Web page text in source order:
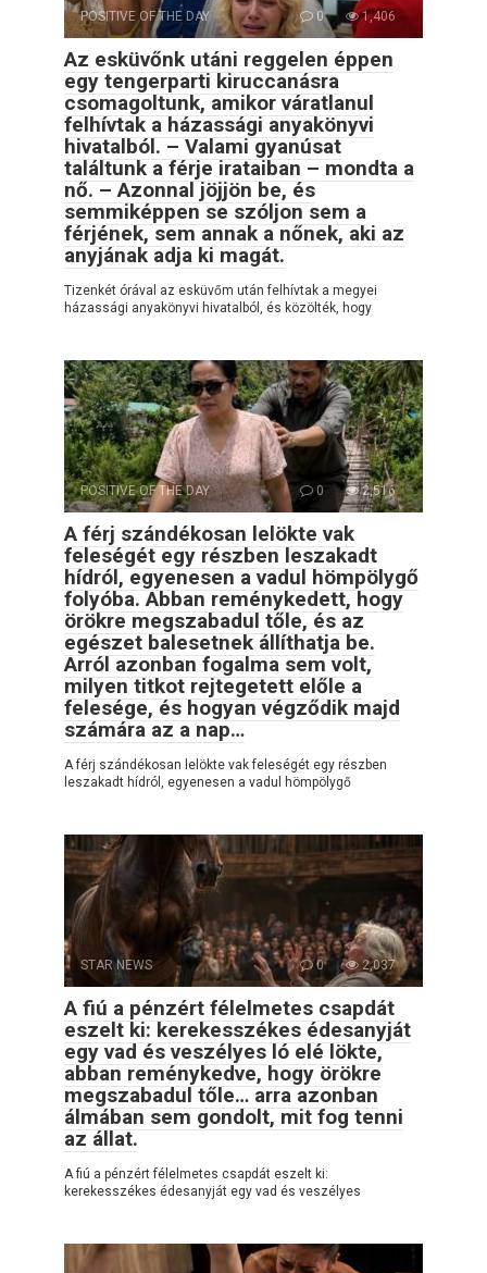
POSITIVE OF THE DAY 0 1,406
Az esküvőnk utáni reggelen éppen
egy tengerparti kiruccanásra
csomagoltunk, amikor váratlanul
felhívtak a házassági anyakönyvi
hivatalból. – Valami gyanúsat
találtunk a férje irataiban – mondta a
nő. – Azonnal jöjjön be, és
semmiképpen se szóljon sem a
férjének, sem annak a nőnek, aki az
anyjának adja ki magát.
Tizenkét órával az esküvőm után felhívtak a megyei
házassági anyakönyvi hivatalból, és közölték, hogy
POSITIVE OF THE DAY 0 2,516
A férj szándékosan lelökte vak
feleségét egy részben leszakadt
hídról, egyenesen a vadul hömpölygő
folyóba. Abban reménykedett, hogy
örökre megszabadul tőle, és az
egészet balesetnek állíthatja be.
Arról azonban fogalma sem volt,
milyen titkot rejtegetett előle a
felesége, és hogyan végződik majd
számára az a nap…
A férj szándékosan lelökte vak feleségét egy részben
leszakadt hídról, egyenesen a vadul hömpölygő
STAR NEWS 0 2,037
A fiú a pénzért félelmetes csapdát
eszelt ki: kerekesszékes édesanyját
egy vad és veszélyes ló elé lökte,
abban reménykedve, hogy örökre
megszabadul tőle… arra azonban
álmában sem gondolt, mit fog tenni
az állat.
A fiú a pénzért félelmetes csapdát eszelt ki:
kerekesszékes édesanyját egy vad és veszélyes